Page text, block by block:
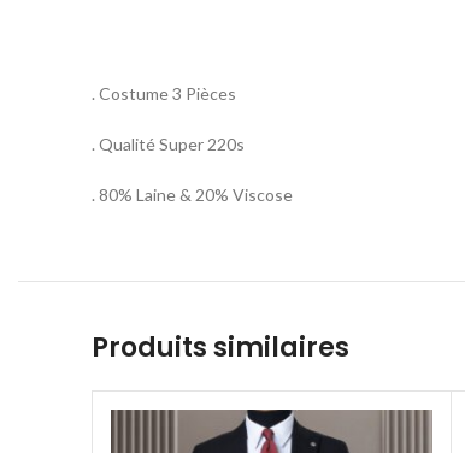
. Costume 3 Pièces
. Qualité Super 220s
. 80% Laine & 20% Viscose
Produits similaires